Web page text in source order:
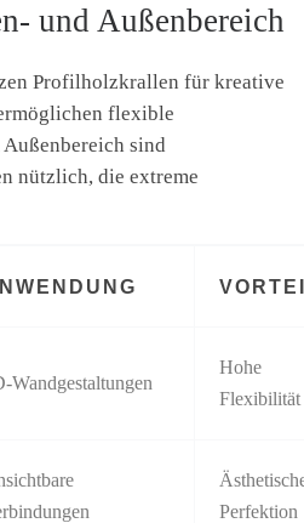
und Außenbereich
Profilholzkrallen für kreative
flexible
sind
nützlich, die extreme
Wandgestaltungen
Hohe
Flexibilität
Perfektion